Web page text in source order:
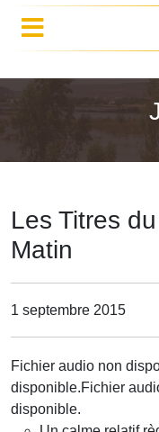
Les Titres
Matin
1 septembre 2015
Fichier audio non
disponible.Fichier
disponible.